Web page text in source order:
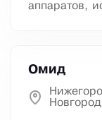
аппаратов,
Омид
Новгород